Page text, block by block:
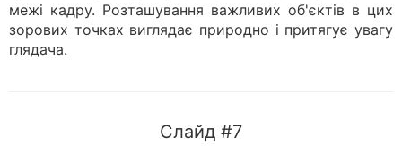
межі кадру. Розташування важливих об'єктів в цих
зорових точках виглядає природно і притягує увагу
глядача.
Слайд #7